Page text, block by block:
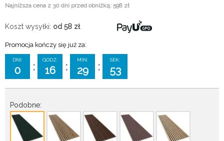
Najniższa cena z 30 dni przed obniżką: 598 zł
Koszt wysyłki: od 58 zł
Promocja kończy się już za:
DNI:
0 :
GODZ:
16 :
MIN:
29 :
SEK:
52
Podobne: